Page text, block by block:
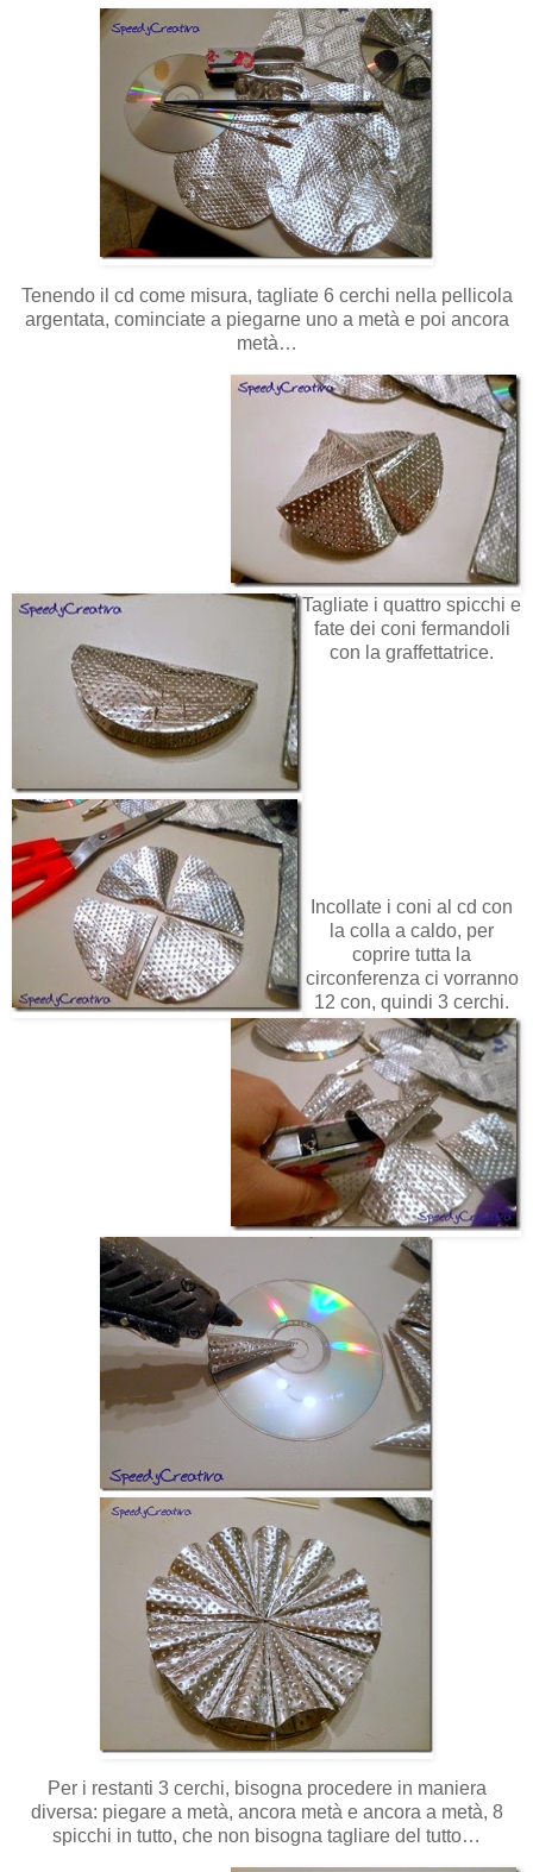
Tenendo il cd come misura, tagliate 6 cerchi nella pellicola
argentata, cominciate a piegarne uno a metà e poi ancora
metà…
Tagliate i quattro spicchi e
fate dei coni fermandoli
con la graffettatrice.
Incollate i coni al cd con
la colla a caldo, per
coprire tutta la
circonferenza ci vorranno
12 con, quindi 3 cerchi.
Per i restanti 3 cerchi, bisogna procedere in maniera
diversa: piegare a metà, ancora metà e ancora a metà, 8
spicchi in tutto, che non bisogna tagliare del tutto…